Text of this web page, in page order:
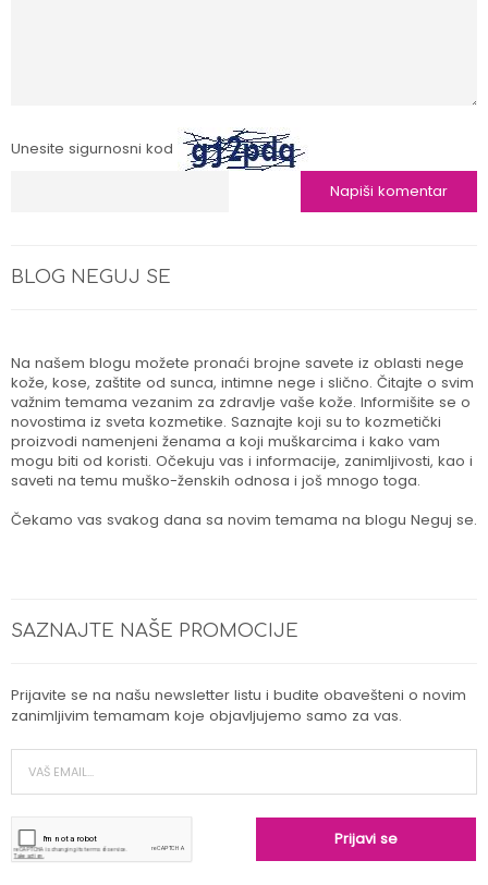
Unesite sigurnosni kod
BLOG NEGUJ SE
Na našem blogu možete pronaći brojne savete iz oblasti nege
kože, kose, zaštite od sunca, intimne nege i slično. Čitajte o svim
važnim temama vezanim za zdravlje vaše kože. Informišite se o
novostima iz sveta kozmetike. Saznajte koji su to kozmetički
proizvodi namenjeni ženama a koji muškarcima i kako vam
mogu biti od koristi. Očekuju vas i informacije, zanimljivosti, kao i
saveti na temu muško-ženskih odnosa i još mnogo toga.
Čekamo vas svakog dana sa novim temama na blogu Neguj se.
SAZNAJTE NAŠE PROMOCIJE
Prijavite se na našu newsletter listu i budite obavešteni o novim
zanimljivim temamam koje objavljujemo samo za vas.